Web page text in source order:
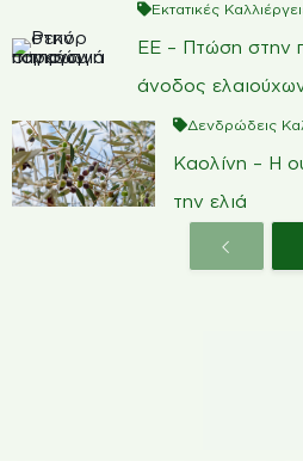
Εκτατικές
ΕΕ – Πτώση στην
άνοδος
Δενδρώδεις
Καολίνη – Η
την ελιά